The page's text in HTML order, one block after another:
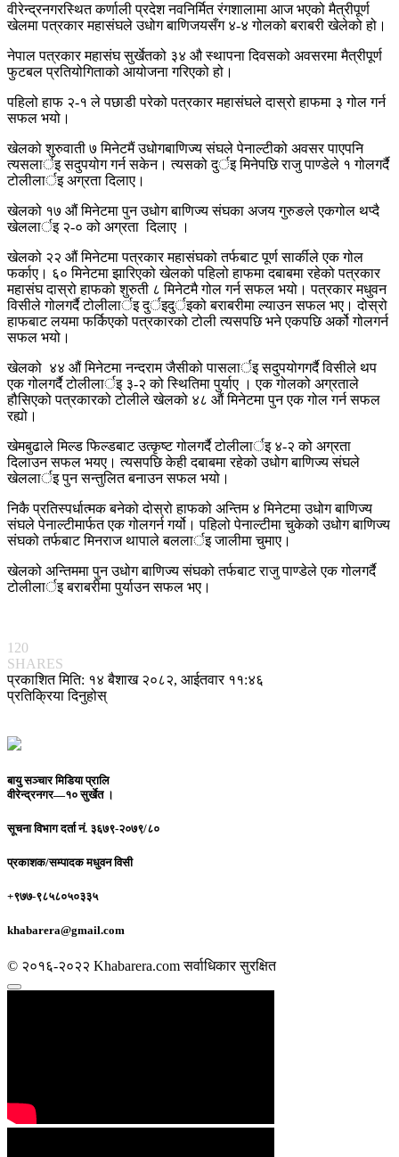
वीरेन्द्रनगरस्थित कर्णाली प्रदेश नवनिर्मित रंगशालामा आज भएको मैत्रीपूर्ण
खेलमा पत्रकार महासंघले उधोग बाणिजयसँग ४-४ गोलको बराबरी खेलेको हो।
नेपाल पत्रकार महासंघ सुर्खेतको ३४ औ स्थापना दिवसको अवसरमा मैत्रीपूर्ण
फुटबल प्रतियोगिताको आयोजना गरिएको हो।
पहिलो हाफ २-१ ले पछाडी परेको पत्रकार महासंघले दास्रो हाफमा ३ गोल गर्न
सफल भयो।
खेलको शुरुवाती ७ मिनेटमैं उधोगबाणिज्य संघले पेनाल्टीको अवसर पाएपनि
त्यसलार्इ सदुपयोग गर्न सकेन। त्यसको दुर्इ मिनेपछि राजु पाण्डेले १ गोलगर्दै
टोलीलार्इ अग्रता दिलाए।
खेलको १७ औं मिनेटमा पुन उधोग बाणिज्य संघका अजय गुरुङले एकगोल थप्दै
खेललार्इ २-० को अग्रता दिलाए ।
खेलको २२ औं मिनेटमा पत्रकार महासंघको तर्फबाट पूर्ण सार्कीले एक गोल
फर्काए। ६० मिनेटमा झारिएको खेलको पहिलो हाफमा दबाबमा रहेको पत्रकार
महासंघ दास्रो हाफको शुरुती ८ मिनेटमै गोल गर्न सफल भयो। पत्रकार मधुवन
विसीले गोलगर्दै टोलीलार्इ दुर्इदुर्इको बराबरीमा ल्याउन सफल भए। दोस्रो
हाफबाट लयमा फर्किएको पत्रकारको टोली त्यसपछि भने एकपछि अर्को गोलगर्न
सफल भयो।
खेलको ४४ औं मिनेटमा नन्दराम जैसीको पासलार्इ सदुपयोगगर्दै विसीले थप
एक गोलगर्दै टोलीलार्इ ३-२ को स्थितिमा पुर्याए । एक गोलको अग्रताले
हौसिएको पत्रकारको टोलीले खेलको ४८ औं मिनेटमा पुन एक गोल गर्न सफल
रह्यो।
खेमबुढाले मिल्ड फिल्डबाट उत्कृष्ट गोलगर्दै टोलीलार्इ ४-२ को अग्रता
दिलाउन सफल भयए। त्यसपछि केही दबाबमा रहेको उधोग बाणिज्य संघले
खेललार्इ पुन सन्तुलित बनाउन सफल भयो।
निकै प्रतिस्पर्धात्मक बनेको दोस्रो हाफको अन्तिम ४ मिनेटमा उधोग बाणिज्य
संघले पेनाल्टीमार्फत एक गोलगर्न गर्यो। पहिलो पेनाल्टीमा चुकेको उधोग बाणिज्य
संघको तर्फबाट मिनराज थापाले बललार्इ जालीमा चुमाए।
खेलको अन्तिममा पुन उधोग बाणिज्य संघको तर्फबाट राजु पाण्डेले एक गोलगर्दै
टोलीलार्इ बराबरीमा पुर्याउन सफल भए।
120
SHARES
प्रकाशित मिति: १४ बैशाख २०८२, आईतवार ११:४६
प्रतिक्रिया दिनुहोस्
बायु सञ्चार मिडिया प्रालि
वीरेन्द्रनगर—१० सुर्खेत ।
सूचना विभाग दर्ता नं. ३६७९-२०७९/८०
प्रकाशक/सम्पादकमधुवन विसी
+९७७-९८५८०५०३३५
khabarera@gmail.com
© २०१६-२०२२ Khabarera.com सर्वाधिकार सुरक्षित